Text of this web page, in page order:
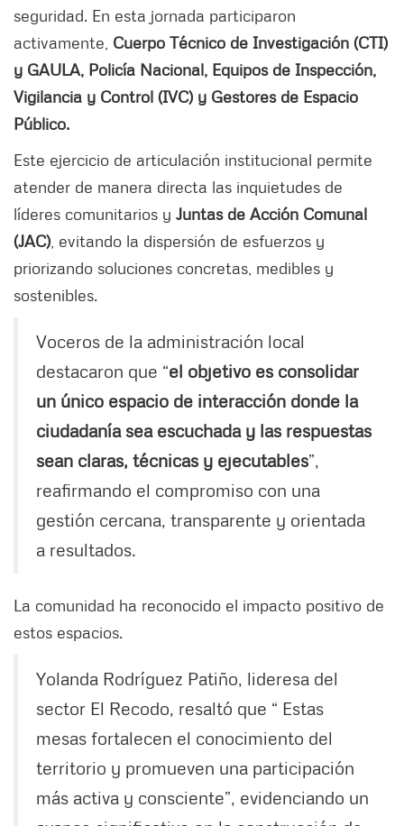
seguridad. En esta jornada participaron
activamente, Cuerpo Técnico de Investigación (CTI)
y GAULA, Policía Nacional, Equipos de Inspección,
Vigilancia y Control (IVC) y Gestores de Espacio
Público.
Este ejercicio de articulación institucional permite
atender de manera directa las inquietudes de
líderes comunitarios y Juntas de Acción Comunal
(JAC) , evitando la dispersión de esfuerzos y
priorizando soluciones concretas, medibles y
sostenibles.
Voceros de la administración local
destacaron que “el objetivo es consolidar
un único espacio de interacción donde la
ciudadanía sea escuchada y las respuestas
sean claras, técnicas y ejecutables”,
reafirmando el compromiso con una
gestión cercana, transparente y orientada
a resultados.
La comunidad ha reconocido el impacto positivo de
estos espacios.
Yolanda Rodríguez Patiño, lideresa del
sector El Recodo, resaltó que “ Estas
mesas fortalecen el conocimiento del
territorio y promueven una participación
más activa y consciente”, evidenciando un